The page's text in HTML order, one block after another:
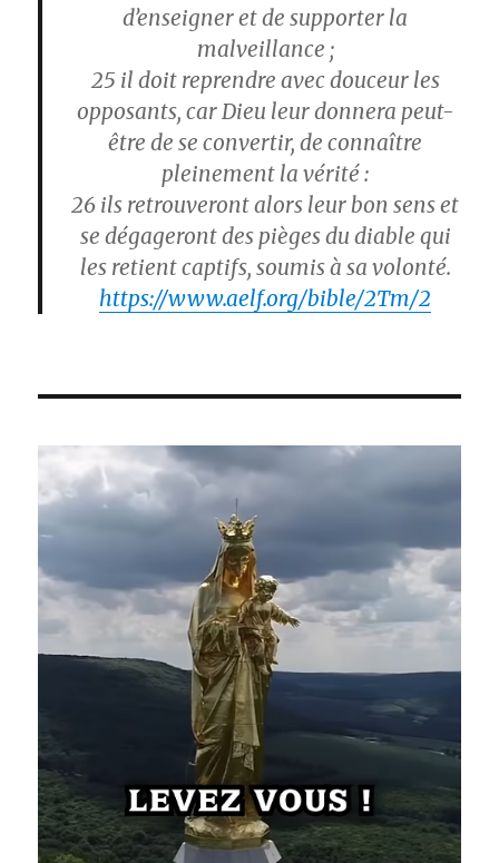
d’enseigner et de supporter la
malveillance ;
25 il doit reprendre avec douceur les
opposants, car Dieu leur donnera peut-
être de se convertir, de connaître
pleinement la vérité :
26 ils retrouveront alors leur bon sens et
se dégageront des pièges du diable qui
les retient captifs, soumis à sa volonté.
https://www.aelf.org/bible/2Tm/2